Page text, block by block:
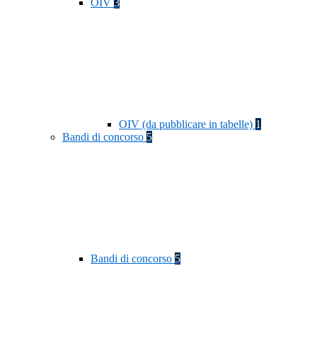
OIV 3
OIV (da pubblicare in tabelle) 1
Bandi di concorso 5
Bandi di concorso 5